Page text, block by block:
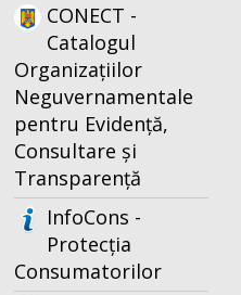
CONECT -
Catalogul
Organizațiilor
Neguvernamentale
pentru Evidență,
Consultare și
Transparență
InfoCons -
Protecția
Consumatorilor